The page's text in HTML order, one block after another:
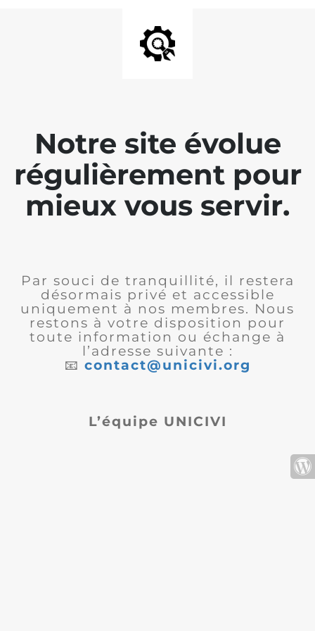
Notre site évolue
régulièrement pour
mieux vous servir.
Par souci de tranquillité, il restera
désormais privé et accessible
uniquement à nos membres. Nous
restons à votre disposition pour
toute information ou échange à
l’adresse suivante :
📧 contact@unicivi.org
L’équipe UNICIVI